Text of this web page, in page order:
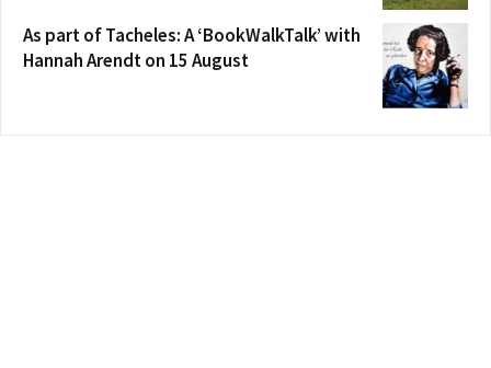
As part of Tacheles: A ‘BookWalkTalk’ with
Hannah Arendt on 15 August